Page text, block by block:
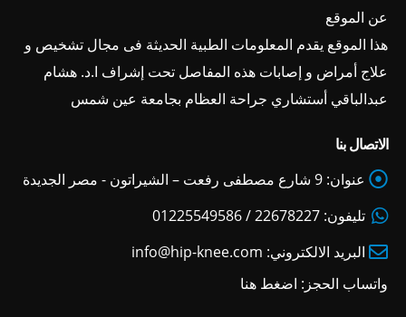
عن الموقع
هذا الموقع يقدم المعلومات الطبية الحديثة فى مجال تشخيص و
علاج أمراض و إصابات هذه المفاصل تحت إشراف ا.د. هشام
عبدالباقي أستشاري جراحة العظام بجامعة عين شمس
الاتصال بنا
عنوان: 9 شارع مصطفى رفعت – الشيراتون - مصر الجديدة
تليفون: 22678227 / 01225549586
البريد الالكتروني: info@hip-knee.com
واتساب الحجز: اضغط هنا